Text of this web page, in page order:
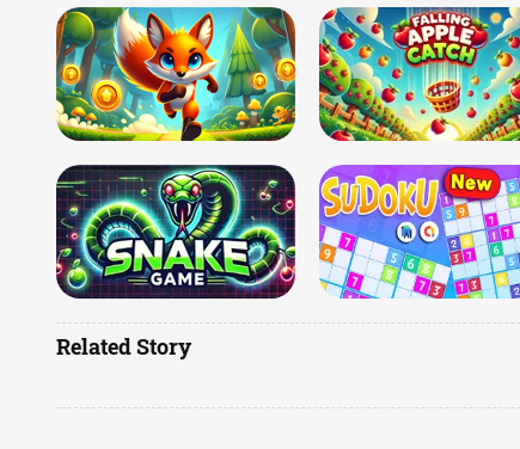
Related Story